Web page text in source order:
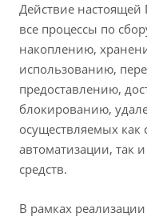
Действие настоящей
все процессы по
накоплению,
использованию,
предоставлению,
блокированию,
осуществляемых как
автоматизации, так
средств.
В рамках